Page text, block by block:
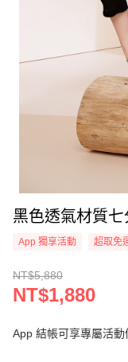
黑色透氣材質
App 獨享活動 超取免
NT$5,880
NT$1,880
App 結帳可享專屬活動